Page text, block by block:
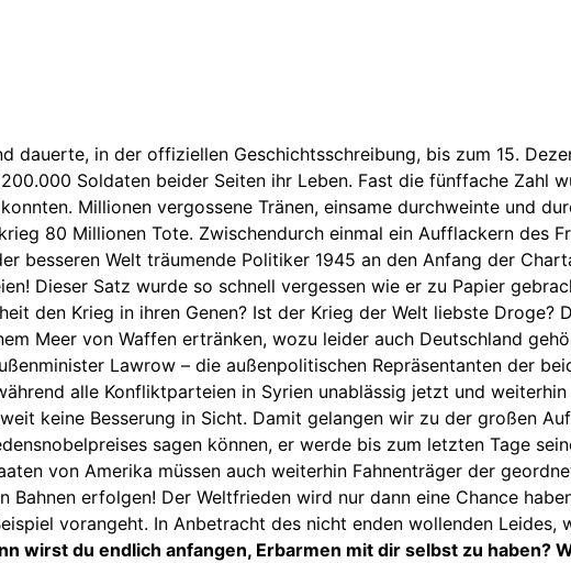
dauerte, in der offiziellen Geschichtsschreibung, bis zum 15.
Soldaten beider Seiten ihr Leben. Fast die fünffache Zahl
Millionen vergossene Tränen, einsame durchweinte und
80 Millionen Tote. Zwischendurch einmal ein Aufflackern des
besseren Welt träumende Politiker 1945 an den Anfang der
Dieser Satz wurde so schnell vergessen wie er zu Papier
den Krieg in ihren Genen? Ist der Krieg der Welt liebste
Meer von Waffen ertränken, wozu leider auch Deutschland
Lawrow – die außenpolitischen Repräsentanten der
alle Konfliktparteien in Syrien unablässig jetzt und
keine Besserung in Sicht. Damit gelangen wir zu der großen
sagen können, er werde bis zum letzten Tage
von Amerika müssen auch weiterhin Fahnenträger der
erfolgen! Der Weltfrieden wird nur dann eine Chance
vorangeht. In Anbetracht des nicht enden wollenden Leides,
wirst du endlich anfangen, Erbarmen mit dir selbst zu haben?